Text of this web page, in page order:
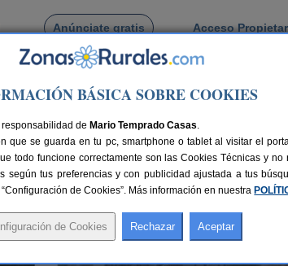
Anúnciate gratis Acceso
pueblo
Casa Rural La Rectoral
BÁSICA SOBRE COOKIES
de Mario Temprado Casas.
se guarda en tu pc, smartphone o tablet al visitar el
todo funcione correctamente son las Cookies Técnicas y
tus preferencias y con publicidad ajustada a tus
de Cookies”. Más información en nuestra